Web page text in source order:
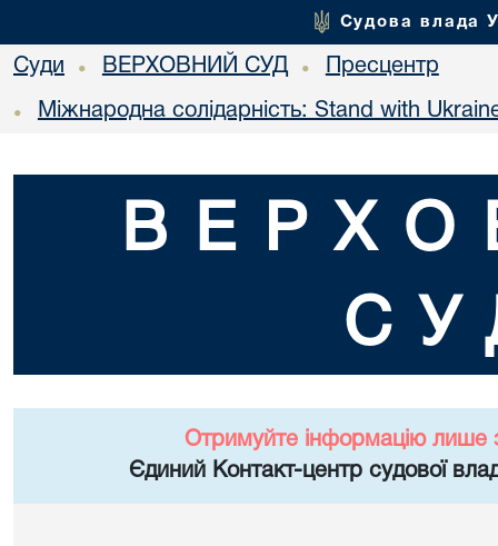
Судова влада
Суди • ВЕРХОВНИЙ СУД • Пресцентр
• Міжнародна солідарність: Stand with
Отримуйте інформацію лише
Єдиний Контакт-центр судової